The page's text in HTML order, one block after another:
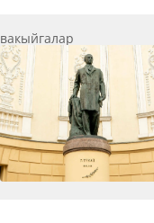
вакыйгалар